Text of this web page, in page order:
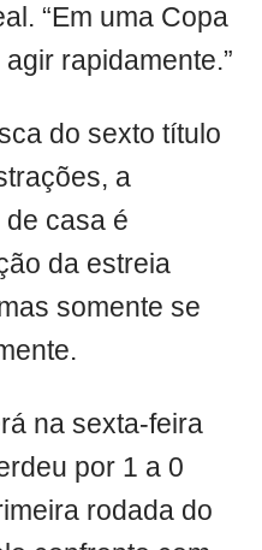
“Em uma Copa
rapidamente.”
do sexto título
a
casa é
da estreia
somente se
na sexta-feira
por 1 a 0
rodada do